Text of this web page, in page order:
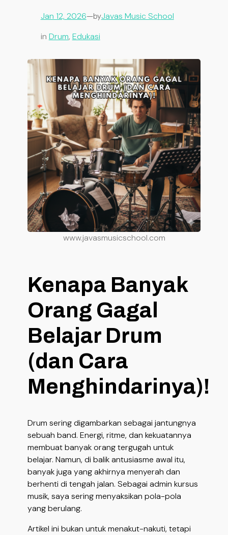
Jan 12, 2026—byJavas Music School
in Drum, Edukasi
www.javasmusicschool.com
Kenapa Banyak
Orang Gagal
Belajar Drum
(dan Cara
Menghindarinya)!
Drum sering digambarkan sebagai jantungnya
sebuah band. Energi, ritme, dan kekuatannya
membuat banyak orang tergugah untuk
belajar. Namun, di balik antusiasme awal itu,
banyak juga yang akhirnya menyerah dan
berhenti di tengah jalan. Sebagai admin kursus
musik, saya sering menyaksikan pola-pola
yang berulang.
Artikel ini bukan untuk menakut-nakuti, tetapi